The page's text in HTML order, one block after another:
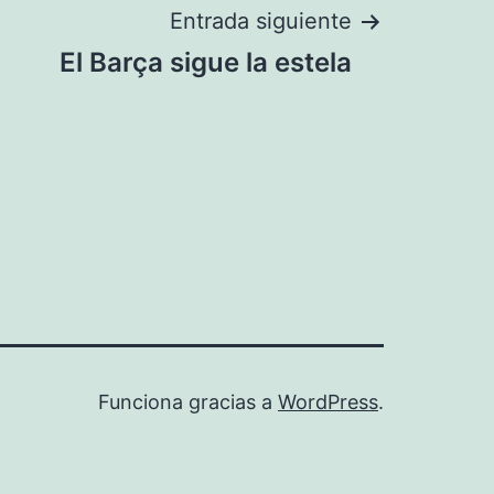
Entrada siguiente
El Barça sigue la estela
Funciona gracias a WordPress.